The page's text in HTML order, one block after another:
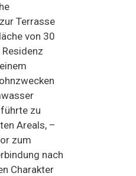
Terrasse
von 30
zu
Areals, –
zum
nach
Charakter